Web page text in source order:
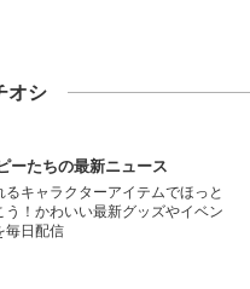
オシ
ーたちの最新ニュース
るキャラクターアイテムでほっと
う！かわいい最新グッズやイベン
毎日配信